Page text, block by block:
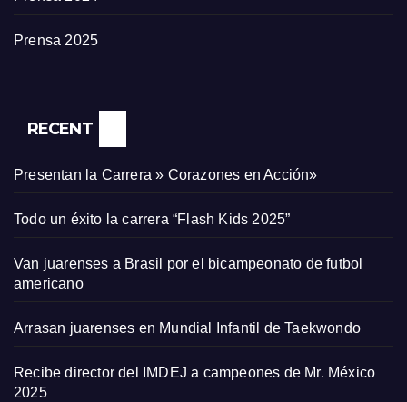
Prensa 2025
RECENT
Presentan la Carrera » Corazones en Acción»
Todo un éxito la carrera “Flash Kids 2025”
Van juarenses a Brasil por el bicampeonato de futbol
americano
Arrasan juarenses en Mundial Infantil de Taekwondo
Recibe director del IMDEJ a campeones de Mr. México
2025